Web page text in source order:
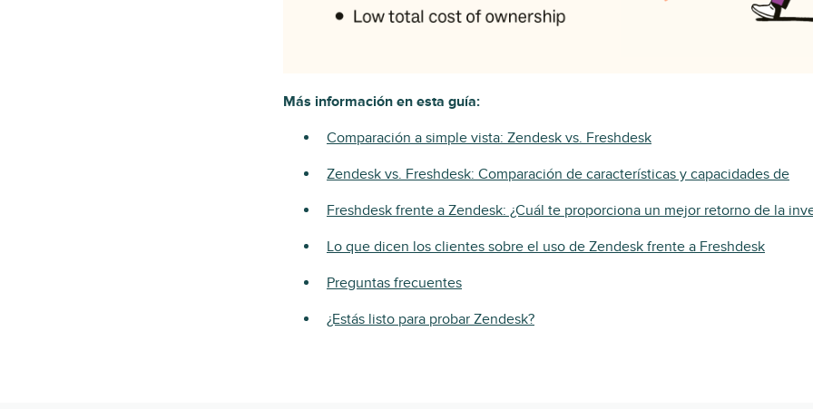
Más información en esta guía:
Comparación a simple vista: Zendesk vs. Freshdesk
Zendesk vs. Freshdesk: Comparación de características y capacidades de
Freshdesk frente a Zendesk: ¿Cuál te proporciona un mejor retorno de la
Lo que dicen los clientes sobre el uso de Zendesk frente a Freshdesk
Preguntas frecuentes
¿Estás listo para probar Zendesk?